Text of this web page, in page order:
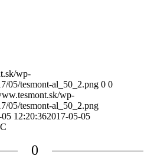
wp-
05/tesmont-al_50_2.png 0 0
wp-
05/tesmont-al_50_2.png
12:20:362017-05-05
0